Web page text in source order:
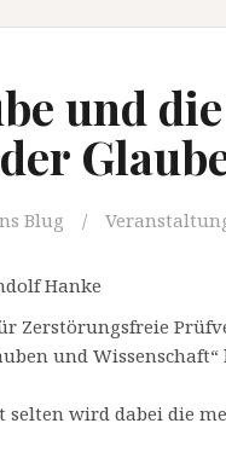
und
Blug
Hanke
Zerstörungsfreie
und
wird dabei die